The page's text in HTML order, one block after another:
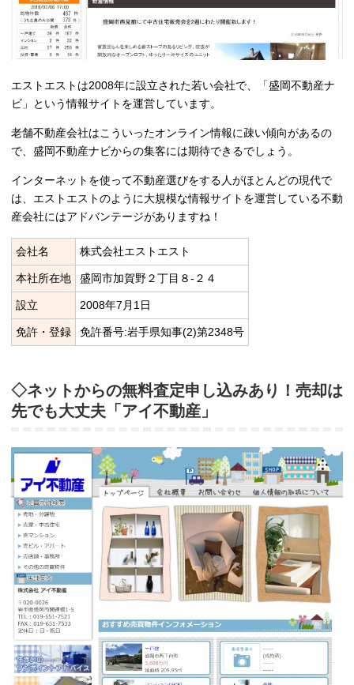
エストエストは2008年に設立された若い会社で、
「盛岡不動産ナ
ビ」
という情報サイトを運営しています。
老舗不動産会社はこういったオンライン情報に疎い傾向があるの
で、盛岡不動産ナビからの集客には期待できるでしょう。
インターネットを使って不動産選びをする人がほとんどの現代で
は、エストエストのように大規模な情報サイトを運営している不動
産会社にはアドバンテージがありますね！
会社名 株式会社エストエスト
本社所在地 盛岡市加賀野２丁目８-２４
設立 2008年7月1日
免許・登録 免許番号:岩手県知事(2)第2348号
◇ネットからの無料査定申し込みあり！売却は
先でも大丈夫「アイ不動産」